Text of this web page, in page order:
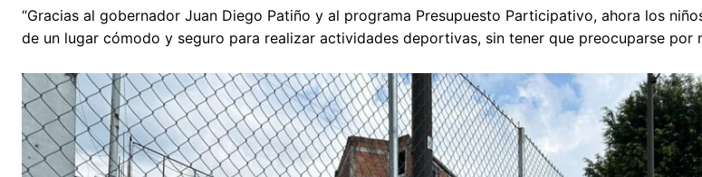
“Gracias al gobernador Juan Diego Patiño y al programa Presupuesto Participativo, ahora los
de un lugar cómodo y seguro para realizar actividades deportivas, sin tener que preocuparse por